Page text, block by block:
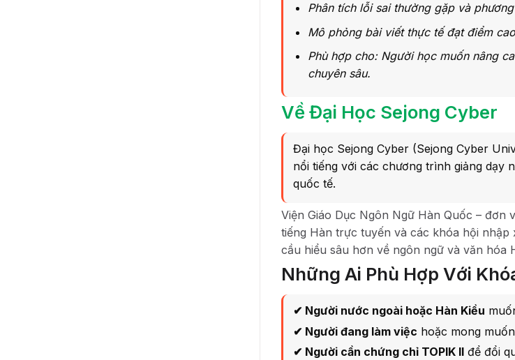
Phân tích lỗi sai thường gặp và
Mô phỏng bài viết thực tế đạt điểm
Phù hợp cho: Người học muốn nâng
chuyên sâu.
Về Đại Học Sejong Cyber
Đại học Sejong Cyber (Sejong Cyber
nổi tiếng với các chương trình giảng dạy
quốc tế.
Viện Giáo Dục Ngôn Ngữ Hàn Quốc –
tiếng Hàn trực tuyến và các khóa hội
cầu hiểu sâu hơn về ngôn ngữ và văn hóa
Những Ai Phù Hợp Với
✔ Người nước ngoài hoặc Hàn Kiều
✔ Người đang làm việc hoặc mong
✔ Người cần chứng chỉ TOPIK II để đổi